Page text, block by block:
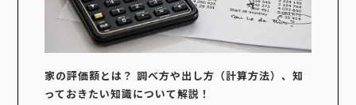
家の評価額とは？ 調べ方や出し方（計算方法）、知
っておきたい知識について解説！